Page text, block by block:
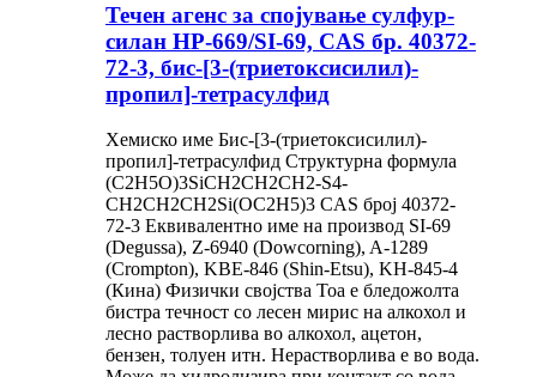
Течен агенс за спојување сулфур-
силан HP-669/SI-69, CAS бр. 40372-
72-3, бис-[3-(триетоксисилил)-
пропил]-тетрасулфид
Хемиско име Бис-[3-(триетоксисилил)-
пропил]-тетрасулфид Структурна формула
(C2H5O)3SiCH2CH2CH2-S4-
CH2CH2CH2Si(OC2H5)3 CAS број 40372-
72-3 Еквивалентно име на производ SI-69
(Degussa), Z-6940 (Dowcorning), A-1289
(Crompton), KBE-846 (Shin-Etsu), KH-845-4
(Кина) Физички својства Тоа е бледожолта
бистра течност со лесен мирис на алкохол и
лесно растворлива во алкохол, ацетон,
бензен, толуен итн. Нерастворлива е во вода.